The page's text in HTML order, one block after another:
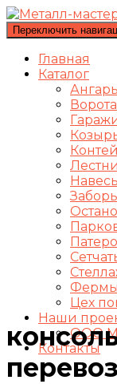
Переключить
Главная
Каталог
Ворота
Цех
Наши
ООО
Контакты